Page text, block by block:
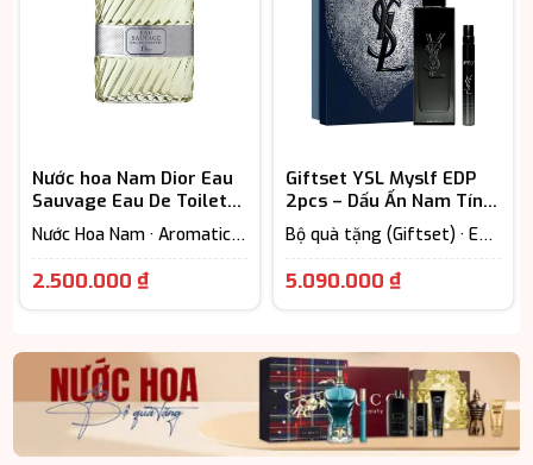
Nước hoa Nam Dior Eau
Sauvage Eau De Toilette
cao cấp
Nước Hoa Nam · Aromatic –
Eau De Toilette (Lưu hương
2.500.000₫Giá
là:
2.500.000 ₫.
Giftset YSL Myslf EDP
2pcs – Dấu Ấn Nam Tính
Hiện Đại
Bộ quà tặng (Giftset) · EDP
hương từ 7-12h) · Nước Hoa
5.090.000 ₫